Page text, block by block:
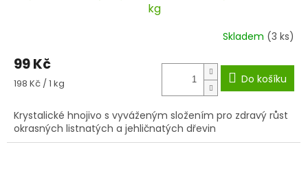
kg
Skladem (3 ks)
99 Kč
Měrná
198 Kč / 1 kg Do košíku
Krystalické hnojivo s vyváženým složením pro zdravý růst
okrasných listnatých a jehličnatých dřevin